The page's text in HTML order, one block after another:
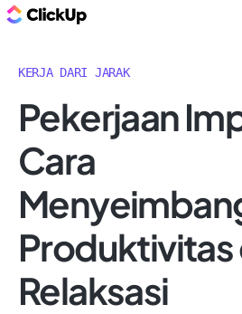
KERJA DARI JARAK
Pekerjaan
Cara
Produktivitas
Relaksasi